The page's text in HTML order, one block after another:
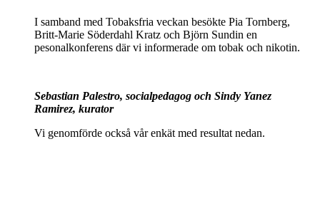
I samband med Tobaksfria veckan besökte Pia Tornberg,
Britt-Marie Söderdahl Kratz och Björn Sundin en
pesonalkonferens där vi informerade om tobak och nikotin.
Sebastian Palestro, socialpedagog och Sindy Yanez
Ramirez, kurator
Vi genomförde också vår enkät med resultat nedan.